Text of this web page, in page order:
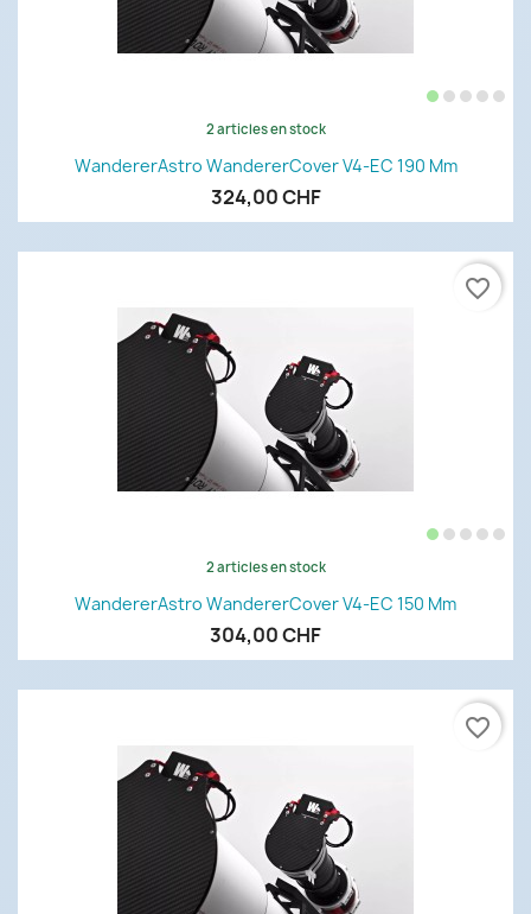
2 articles en stock
WandererAstro WandererCover V4-EC 190 Mm
324,00 CHF
2 articles en stock
WandererAstro WandererCover V4-EC 150 Mm
304,00 CHF
favorite_border
favorite_border